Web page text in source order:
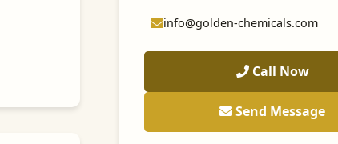
info@golden-chemicals.com
Call Now
Send Message